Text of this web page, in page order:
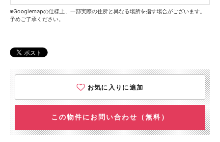
※Googlemapの仕様上、一部実際の住所と異なる場所を指す場合がございます。
予めご了承ください。
お気に入りに追加
この物件にお問い合わせ（無料）